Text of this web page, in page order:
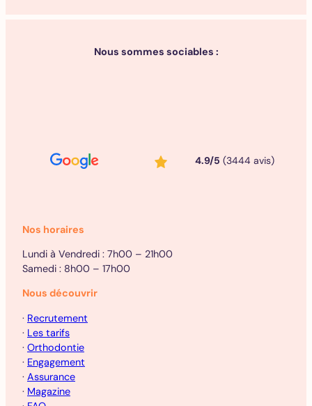
Nous sommes sociables :
4.9/5 (3444 avis)
Nos horaires
Lundi à Vendredi : 7h00 – 21h00
Samedi : 8h00 – 17h00
Nous découvrir
· Recrutement
· Les tarifs
· Orthodontie
· Engagement
· Assurance
· Magazine